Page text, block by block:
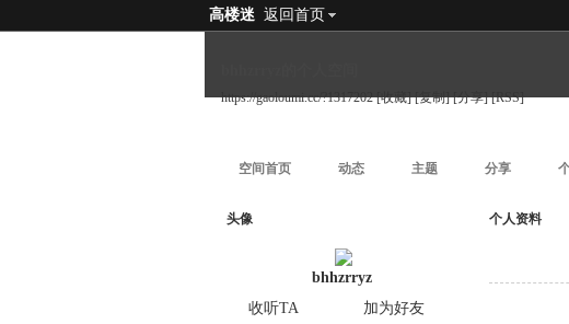
高楼迷 返回首页
https://gaoloumi.cc/?1317202 [收藏] [复制] [分享] [RSS]
空间首页 动态 主题 分享
头像
bhhzrryz
收听TA
加为好友
个人资料